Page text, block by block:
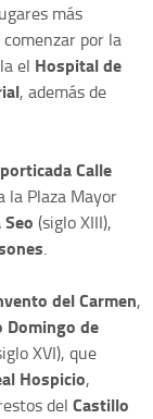
más
por la
el Hospital de
, además de
porticada Calle
la Plaza Mayor
Seo (siglo XIII),
.
del Carmen,
Domingo de
XVI), que
Hospicio,
del Castillo